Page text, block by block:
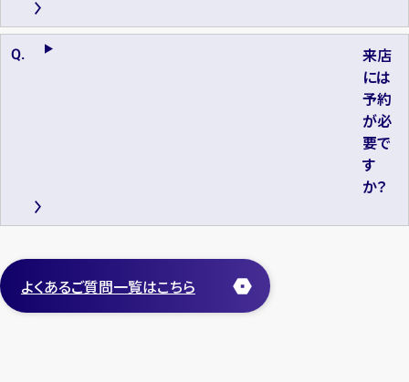
来店
には
予約
が必
要で
す
か？
よくあるご質問一覧はこちら